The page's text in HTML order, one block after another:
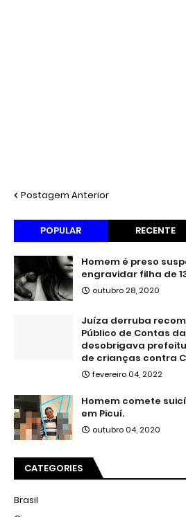
Postagem Anterior
POPULAR RECENTE
Homem é preso
engravidar filha de
outubro 28, 2020
Juíza derruba
Público de Contas
desobrigava
de crianças contra
fevereiro 04, 2022
Homem comete
em Picuí.
outubro 04, 2020
CATEGORIES
Brasil